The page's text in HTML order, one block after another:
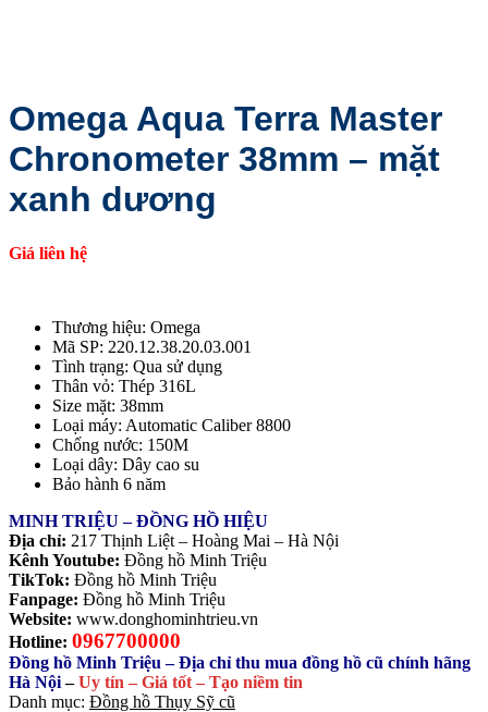
Omega Aqua Terra Master
Chronometer 38mm – mặt
xanh dương
Giá liên hệ
Thương hiệu: Omega
Mã SP: 220.12.38.20.03.001
Tình trạng: Qua sử dụng
Thân vỏ: Thép 316L
Size mặt: 38mm
Loại máy: Automatic Caliber 8800
Chống nước: 150M
Loại dây: Dây cao su
Bảo hành 6 năm
MINH TRIỆU – ĐỒNG HỒ HIỆU
Địa chỉ: 217 Thịnh Liệt – Hoàng Mai – Hà Nội
Kênh Youtube: Đồng hồ Minh Triệu
TikTok: Đồng hồ Minh Triệu
Fanpage: Đồng hồ Minh Triệu
Website: www.donghominhtrieu.vn
Hotline: 0967700000
Đồng hồ Minh Triệu – Địa chỉ thu mua đồng hồ cũ chính hãng
Hà Nội–Uy tín – Giá tốt – Tạo niềm tin
Danh mục: Đồng hồ Thụy Sỹ cũ